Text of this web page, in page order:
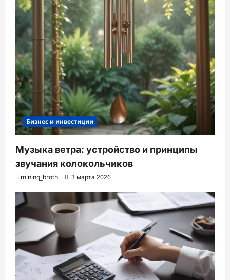
Бизнес и инвестиции
Музыка ветра: устройство и принципы
звучания колокольчиков
mining_broth 3 марта 2026